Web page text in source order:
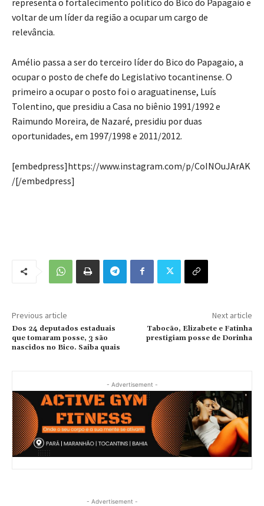
voltar de um líder da região a ocupar um cargo de
relevância.
Amélio passa a ser do terceiro líder do Bico do Papagaio, a
ocupar o posto de chefe do Legislativo tocantinense. O
primeiro a ocupar o posto foi o araguatinense, Luís
Tolentino, que presidiu a Casa no biênio 1991/1992 e
Raimundo Moreira, de Nazaré, presidiu por duas
oportunidades, em 1997/1998 e 2011/2012.
[embedpress]https://www.instagram.com/p/CoINOuJArAK
/[/embedpress]
Previous article
Dos 24 deputados estaduais
que tomaram posse, 3 são
nascidos no Bico. Saiba quais
Next article
Tabocão, Elizabete e Fatinha
prestigiam posse de Dorinha
- Advertisement -
- Advertisement -